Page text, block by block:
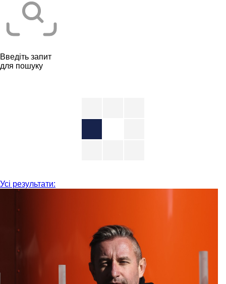
Введіть запит
для пошуку
Усі результати: